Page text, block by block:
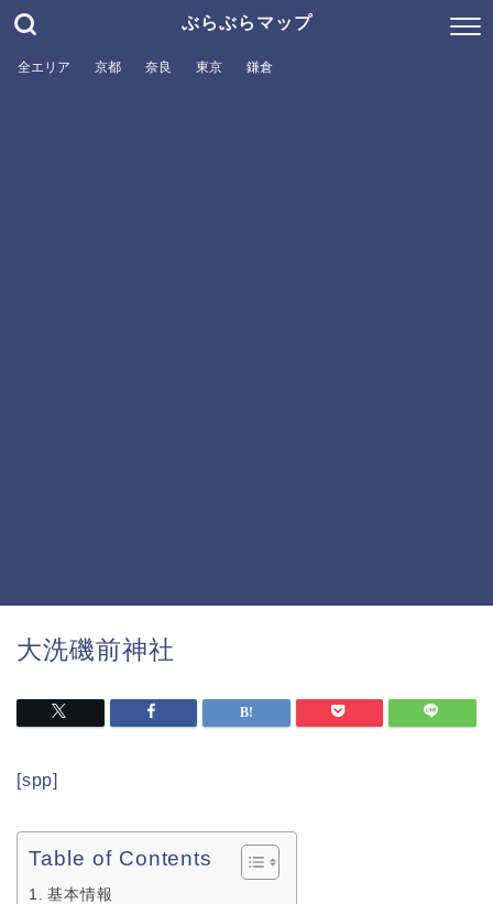
ぶらぶらマップ
全エリア 京都 奈良 東京 鎌倉
大洗磯前神社
[spp]
Table of Contents
基本情報